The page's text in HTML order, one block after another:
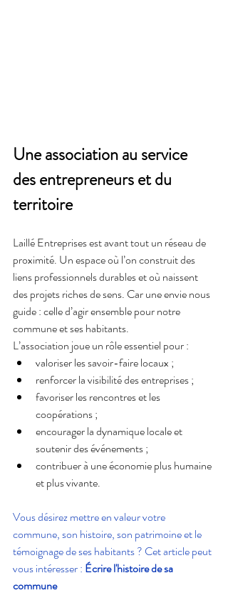
Une association au service
des entrepreneurs et du
territoire
Laillé Entreprises est avant tout un réseau de
proximité. Un espace où l’on construit des
liens professionnels durables et où naissent
des projets riches de sens. Car une envie nous
guide : celle d’agir ensemble pour notre
commune et ses habitants.
L’association joue un rôle essentiel pour :
valoriser les savoir-faire locaux ;
renforcer la visibilité des entreprises ;
favoriser les rencontres et les
coopérations ;
encourager la dynamique locale et
soutenir des événements ;
contribuer à une économie plus humaine
et plus vivante.
Vous désirez mettre en valeur votre
commune, son histoire, son patrimoine et le
témoignage de ses habitants ? Cet article peut
vous intéresser : Écrire l'histoire de sa
commune